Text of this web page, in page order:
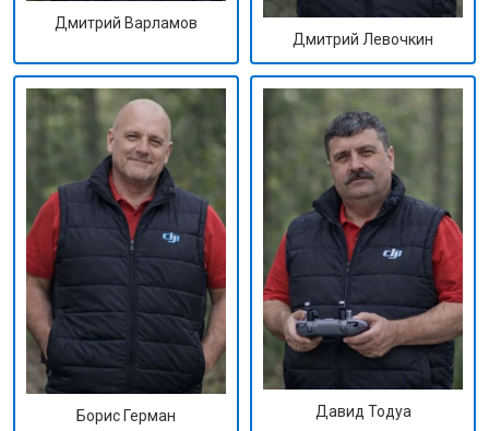
Дмитрий Варламов
Дмитрий Левочкин
Борис Герман Давид Тодуа